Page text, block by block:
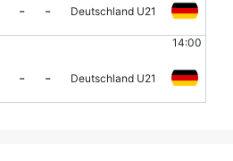
- - Deutschland U21
14:00
- - Deutschland U21